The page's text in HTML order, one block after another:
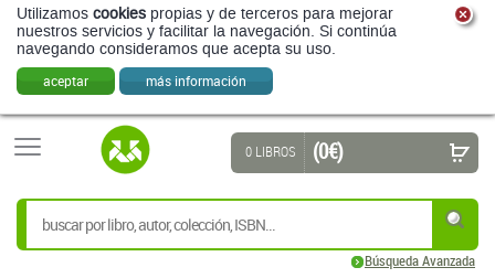
Utilizamos cookies propias y de terceros para mejorar
nuestros servicios y facilitar la navegación. Si continúa
navegando consideramos que acepta su uso.
aceptar más información
Búsqueda Avanzada
0 LIBROS (0 €)